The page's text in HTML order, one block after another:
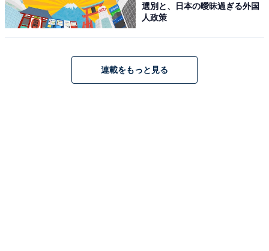
「土湯温泉 ホテル山水荘」は、荒川の清流沿いに佇む宿
です。「淵の湯」や「瀧の湯」など5つの大浴場と4つの
ッチンレストラン信達」や個室料亭「桃里」で四季の恵
選別と、日本の曖昧過ぎる外国
人政策
連載をもっと見る